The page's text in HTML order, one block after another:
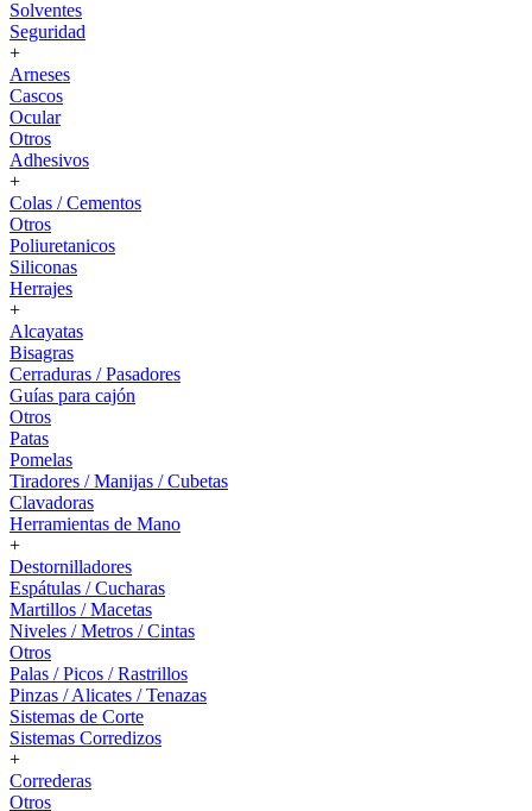
Solventes
Seguridad
+
Arneses
Cascos
Ocular
Otros
Adhesivos
+
Colas / Cementos
Otros
Poliuretanicos
Siliconas
Herrajes
+
Alcayatas
Bisagras
Cerraduras / Pasadores
Guías para cajón
Otros
Patas
Pomelas
Tiradores / Manijas / Cubetas
Clavadoras
Herramientas de Mano
+
Destornilladores
Espátulas / Cucharas
Martillos / Macetas
Niveles / Metros / Cintas
Otros
Palas / Picos / Rastrillos
Pinzas / Alicates / Tenazas
Sistemas de Corte
Sistemas Corredizos
+
Correderas
Otros